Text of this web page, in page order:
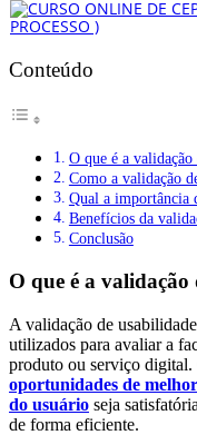
Conteúdo
O que é a validação
Como a validação
Qual a importância
Benefícios da
Conclusão
O que é a validação
A validação de
utilizados para avaliar a
produto ou serviço
oportunidades de
do usuário seja
de forma eficiente.